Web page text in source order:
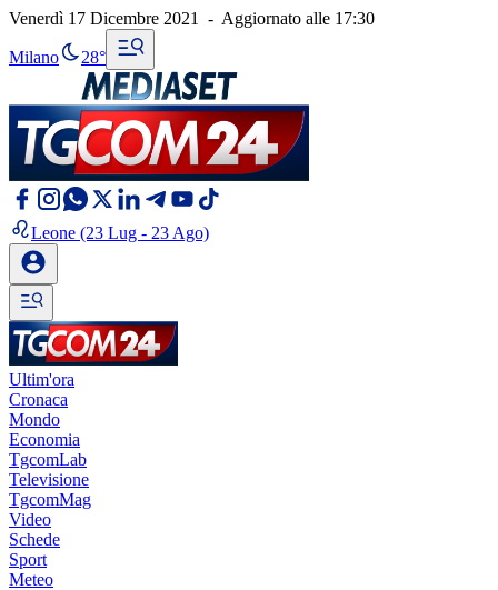
Venerdì 17 Dicembre 2021 - Aggiornato alle 17:30
Milano 28°
Leone (23 Lug - 23 Ago)
Ultim'ora
Cronaca
Mondo
Economia
TgcomLab
Televisione
TgcomMag
Video
Schede
Sport
Meteo